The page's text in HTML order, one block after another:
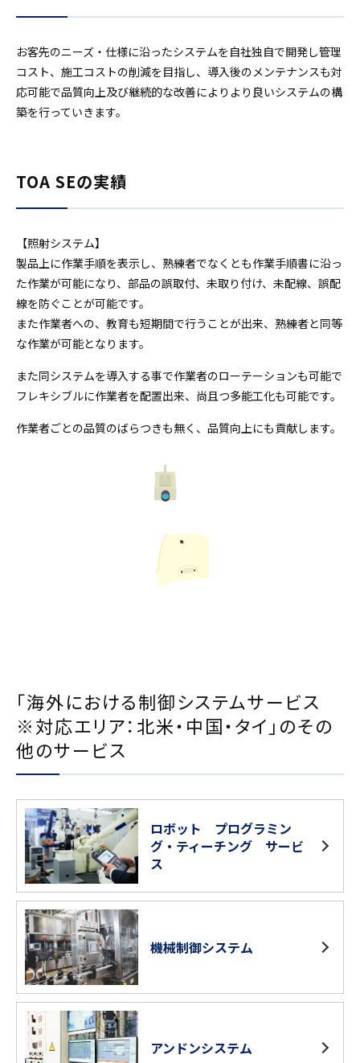
お客先のニーズ・仕様に沿ったシステムを自社独自で開発し管理
コスト、施工コストの削減を目指し、導入後のメンテナンスも対
応可能で品質向上及び継続的な改善によりより良いシステムの構
築を行っていきます。
TOA SEの実績
【照射システム】
製品上に作業手順を表示し、熟練者でなくとも作業手順書に沿っ
た作業が可能になり、部品の誤取付、未取り付け、未配線、誤配
線を防ぐことが可能です。
また作業者への、教育も短期間で行うことが出来、熟練者と同等
な作業が可能となります。
また同システムを導入する事で作業者のローテーションも可能で
フレキシブルに作業者を配置出来、尚且つ多能工化も可能です。
作業者ごとの品質のばらつきも無く、品質向上にも貢献します。
「海外における制御システムサービス
※対応エリア：北米・中国・タイ」のその
他のサービス
ロボット プログラミン
グ・ティーチング サービ
ス
機械制御システム
アンドンシステム